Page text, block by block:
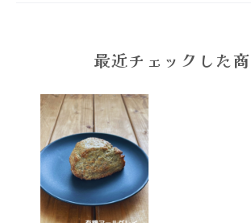
最近チェックした